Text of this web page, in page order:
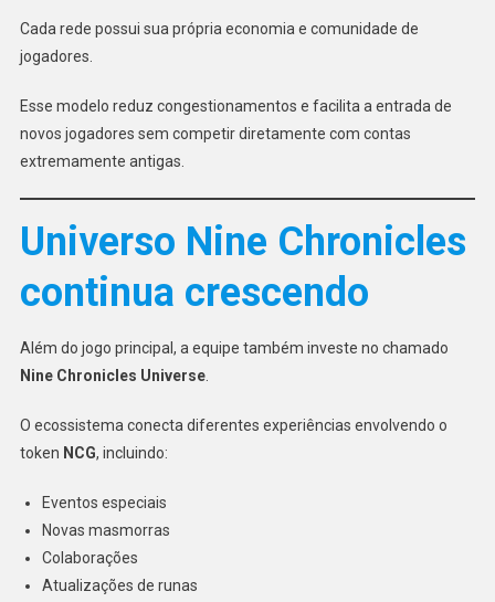
Cada rede possui sua própria economia e comunidade de
jogadores.
Esse modelo reduz congestionamentos e facilita a entrada de
novos jogadores sem competir diretamente com contas
extremamente antigas.
Universo Nine Chronicles
continua crescendo
Além do jogo principal, a equipe também investe no chamado
Nine Chronicles Universe.
O ecossistema conecta diferentes experiências envolvendo o
token NCG, incluindo:
Eventos especiais
Novas masmorras
Colaborações
Atualizações de runas